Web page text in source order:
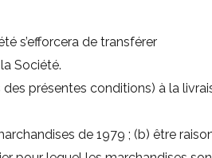
s’efforcera de transférer
Société.
présentes conditions) à la
de 1979 ; (b) être